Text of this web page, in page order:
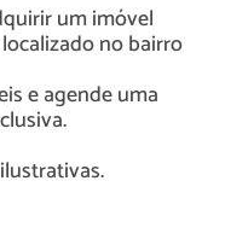
um imóvel
no bairro
e agende uma